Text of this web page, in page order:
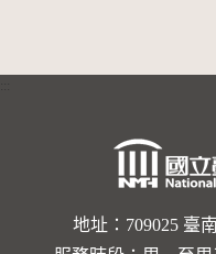
的依
勒大地
歌]【對
世界與
地址：709025 臺